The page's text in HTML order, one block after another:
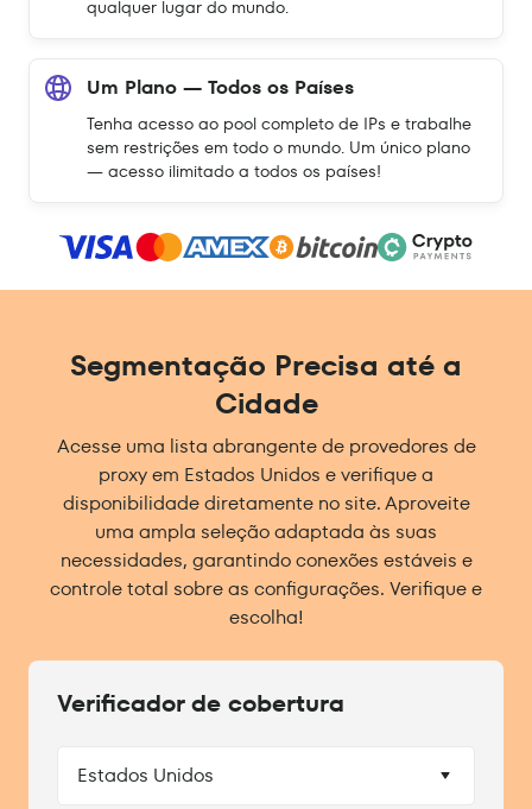
qualquer lugar do mundo.
Um Plano — Todos os Países
Tenha acesso ao pool completo de IPs e trabalhe
sem restrições em todo o mundo. Um único plano
— acesso ilimitado a todos os países!
Segmentação Precisa até a
Cidade
Acesse uma lista abrangente de provedores de
proxy em Estados Unidos e verifique a
disponibilidade diretamente no site. Aproveite
uma ampla seleção adaptada às suas
necessidades, garantindo conexões estáveis e
controle total sobre as configurações. Verifique e
escolha!
Verificador de cobertura
Estados Unidos